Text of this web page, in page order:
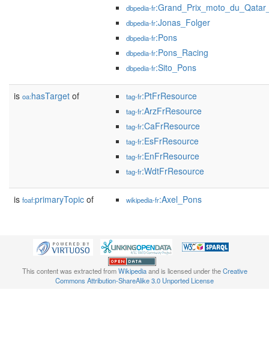
dbpedia-fr
dbpedia-fr:Jonas_Folger
dbpedia-fr:Pons
dbpedia-fr:Pons_Racing
dbpedia-fr:Sito_Pons
is oa:hasTarget of tag-fr:PtFrResource
tag-fr:ArzFrResource
tag-fr:CaFrResource
tag-fr:EsFrResource
tag-fr:EnFrResource
tag-fr:WdtFrResource
is foaf:primaryTopic of wikipedia-fr:Axel_Pons
This content was extracted fromWikipediaand is licensed under theCreative
Commons Attribution-ShareAlike 3.0 Unported License